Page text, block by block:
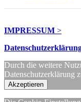
IMPRESSUM >
Durch die weitere
Datenschutzerklärung
Akzeptieren